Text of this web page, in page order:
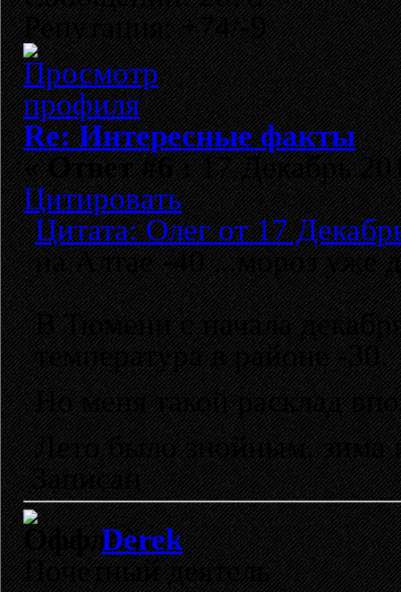
Репутация: +74/-9
Re: Интересные факты
«Ответ #6 :17 Декабрь
Цитировать
Цитата: Олег от 17
на Алтае -40 ...мороз уже
В Тюмени с начала
температура в районе -30.
Но меня такой расклад
Лето было знойным,
Записан
Derek
Почетный деятель